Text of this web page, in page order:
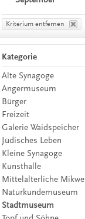
Kriterium entfernen
Kategorie
Alte Synagoge
Angermuseum
Bürger
Freizeit
Galerie Waidspeicher
Jüdisches Leben
Kleine Synagoge
Kunsthalle
Mittelalterliche Mikwe
Naturkundemuseum
Stadtmuseum